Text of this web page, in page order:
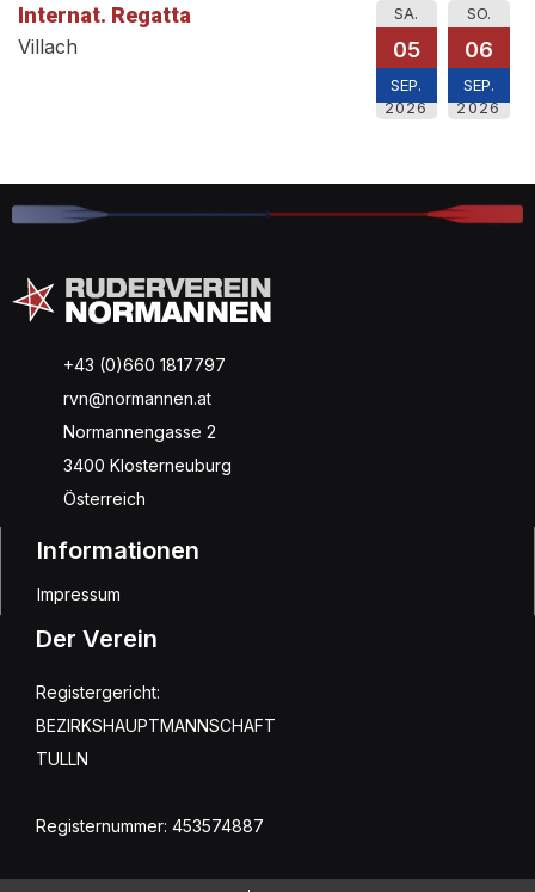
SA.
05
SEP.
2026
SO.
06
SEP.
2026
Internat. Regatta
Villach
+43 (0)660 1817797
rvn@normannen.at
Normannengasse 2
3400 Klosterneuburg
Österreich
Informationen
Impressum
Der Verein
Registergericht:
BEZIRKSHAUPTMANNSCHAFT
TULLN
Registernummer: 453574887